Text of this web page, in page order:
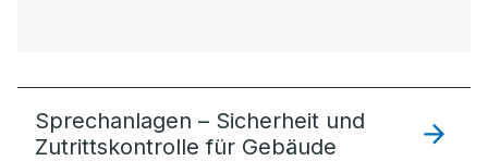
Sprechanlagen – Sicherheit und
Zutrittskontrolle für Gebäude